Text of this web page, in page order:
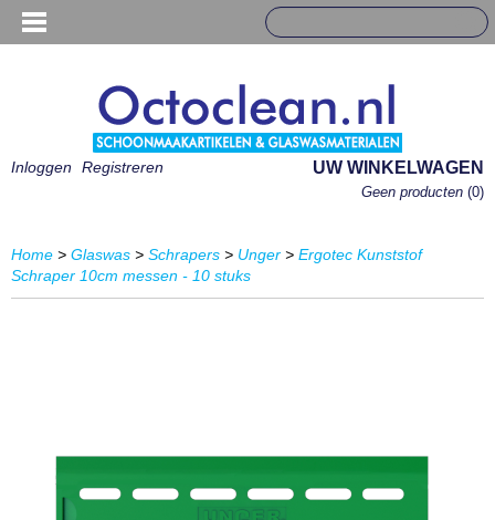
Inloggen Registreren UW WINKELWAGEN
Geen producten (0)
Home > Glaswas > Schrapers > Unger > Ergotec Kunststof
Schraper 10cm messen - 10 stuks